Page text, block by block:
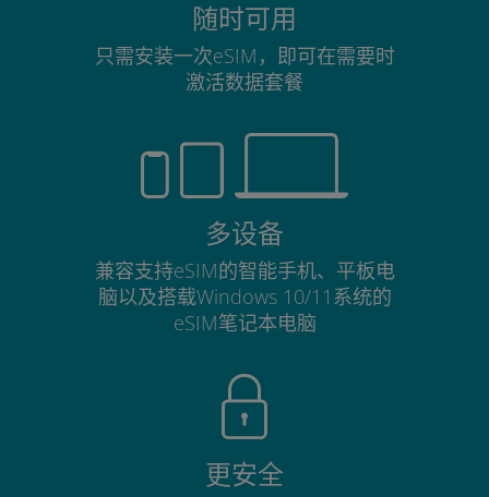
随时可用
只需安装一次eSIM，即可在需要时
激活数据套餐
多设备
兼容支持eSIM的智能手机、平板电
脑以及搭载Windows 10/11系统的
eSIM笔记本电脑
更安全